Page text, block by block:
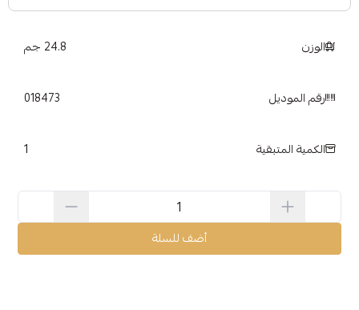
الوزن 24.8 جم
رقم الموديل 018473
الكمية المتبقية 1
أضف للسلة